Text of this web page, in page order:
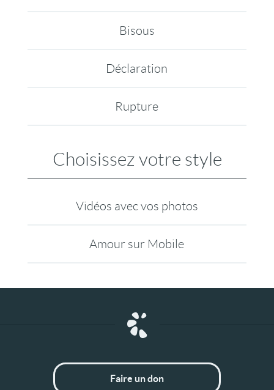
Bisous
Déclaration
Rupture
Choisissez votre style
Vidéos avec vos photos
Amour sur Mobile
Faire un don